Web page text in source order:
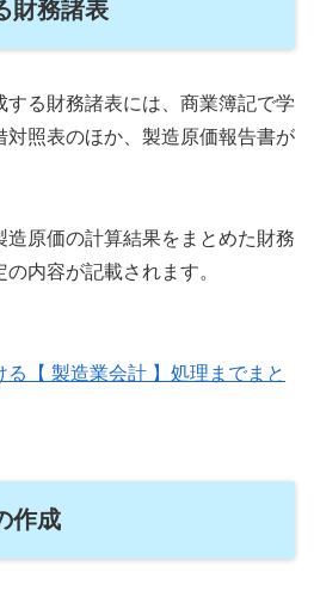
財務諸表
る財務諸表には、商業簿記で学
対照表のほか、製造原価報告書が
原価の計算結果をまとめた財務
内容が記載されます。
る【 製造業会計 】処理までまと
作成